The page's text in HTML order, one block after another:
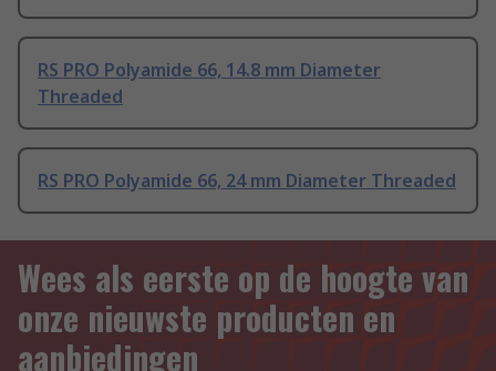
RS PRO Polyamide 66, 14.8 mm Diameter
Threaded
RS PRO Polyamide 66, 24 mm Diameter Threaded
Wees als eerste op de hoogte van
onze nieuwste producten en
aanbiedingen